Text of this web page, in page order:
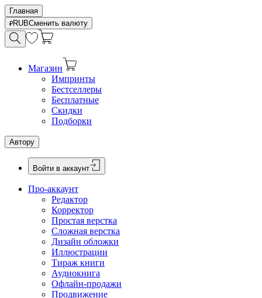
Главная
RUBСменить валюту
Магазин
Импринты
Бестселлеры
Бесплатные
Скидки
Подборки
Автору
Войти в аккаунт
Про-аккаунт
Редактор
Корректор
Простая верстка
Сложная верстка
Дизайн обложки
Иллюстрации
Тираж книги
Аудиокнига
Офлайн-продажи
Продвижение